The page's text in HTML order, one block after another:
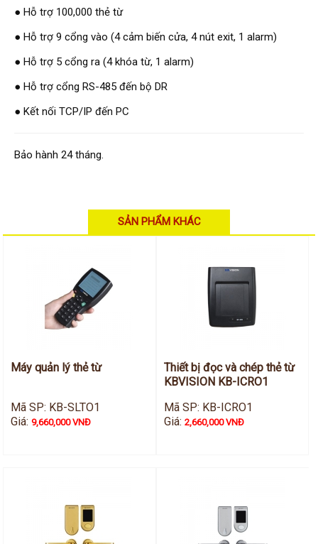
Thiết bị chống trộm Paradox
Thiết bị Enforcer
access control
Giải pháp
LẮP ĐẶT CAMERA TRỌN GÓI
GIẢI PHÁP NHỎ TRỌN GÓI
Hướng dẫn sử dụng
● Hỗ trợ 100,000 thẻ từ
● Hỗ trợ 9 cổng vào (4 cảm biến cửa, 4 nút exit, 1 alarm)
● Hỗ trợ 5 cổng ra (4 khóa từ, 1 alarm)
● Hỗ trợ cổng RS-485 đến bộ DR
● Kết nối TCP/IP đến PC
Bảo hành 24 tháng.
SẢN PHẨM KHÁC
Máy quản lý thẻ từ
Mã SP: KB-SLTO1
Giá:9,660,000 VNĐ
Thiết bị đọc và chép thẻ từ
KBVISION KB-ICRO1
Mã SP: KB-ICRO1
Giá: 2,660,000 VNĐ